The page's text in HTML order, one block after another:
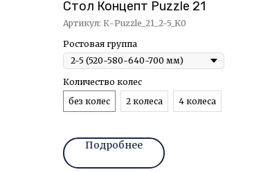
Стол Концепт Puzzle 21
Артикул: К-Puzzle_21_2-5_K0
Ростовая группа
Количество колес
без колес
2 колеса 4 колеса
Подробнее